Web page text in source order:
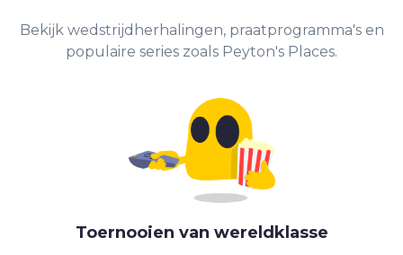
Bekijk wedstrijdherhalingen, praatprogramma's en
populaire series zoals Peyton's Places.
Toernooien van wereldklasse